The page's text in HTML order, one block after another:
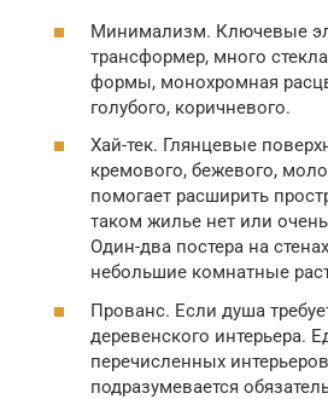
Минимализм. Ключевые
трансформер, много
формы, монохромная
голубого, коричневого.
Хай-тек. Глянцевые
кремового, бежевого,
помогает расширить
таком жилье нет или
Один-два постера на
небольшие комнатные
Прованс. Если душа
деревенского интерьера.
перечисленных
подразумевается